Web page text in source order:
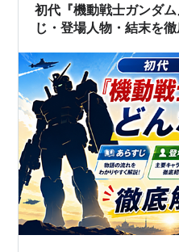
2.野球の9回のこと。
初代『機動戦士ガンダ
じ・登場人物・結末を